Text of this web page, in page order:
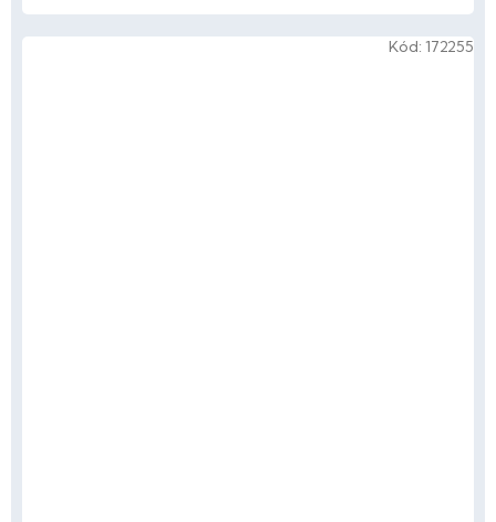
Kód: 172255